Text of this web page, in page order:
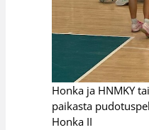
Honka ja HNMKY
paikasta
Honka II